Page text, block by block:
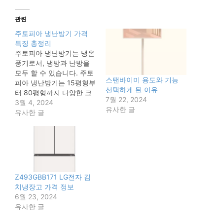
관련
주토피아 냉난방기 가격
특징 총정리
주토피아 냉난방기는 냉온
풍기로서, 냉방과 난방을
모두 할 수 있습니다. 주토
피아 냉난방기는 15평형부
터 80평형까지 다양한 크
기의 공간에 적합하며, 에
너지 효율이 높고 소음이
델과 사이즈에 따라 다르
서 2,000,000원 사이입니
다. 인버터 기술로 에너지
효율을 높이고 소음을 줄
였습니다. 4단계 공기청정
시스템으로 미세먼지와 바
3월 4, 2024
유사한 글
스탠바이미 용도와 기능
선택하게 된 이유
7월 22, 2024
유사한 글
Z493GBB171 LG전자 김
치냉장고 가격 정보
6월 23, 2024
유사한 글